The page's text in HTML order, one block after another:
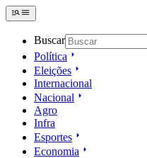
Buscar
Política
Eleições
Internacional
Nacional
Agro
Infra
Esportes
Economia